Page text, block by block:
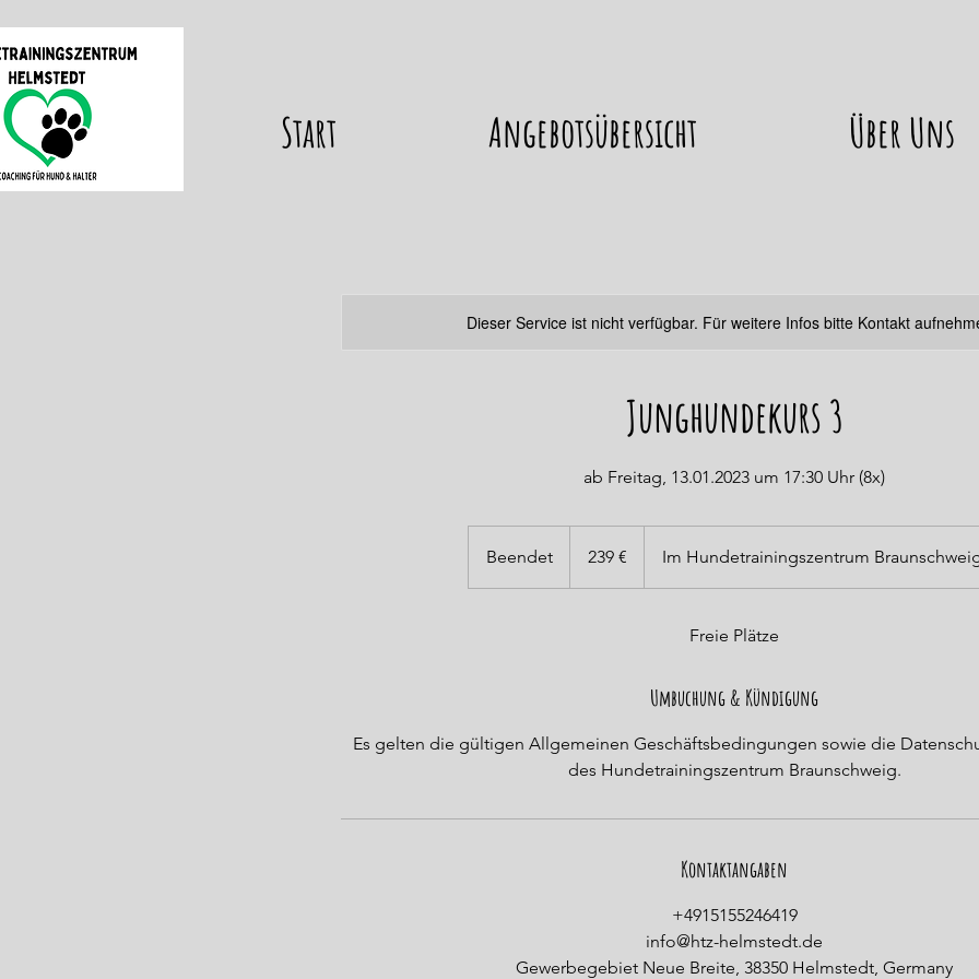
Start Angebotsübersicht Über Uns
Dieser Service ist nicht verfügbar. Für weitere Infos bitte Kontakt
Junghundekurs 3
ab Freitag, 13.01.2023 um 17:30 Uhr (8x)
Beendet
e
239 € Im Hundetrainingszentrum
Freie Plätze
Umbuchung & Kündigung
Es gelten die gültigen Allgemeinen Geschäftsbedingungen sowie die
des Hundetrainingszentrum Braunschweig.
Kontaktangaben
+4915155246419
info@htz-helmstedt.de
Gewerbegebiet Neue Breite, 38350 Helmstedt, Germany